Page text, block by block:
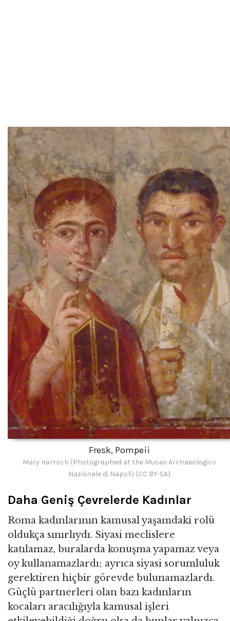
Fresk, Pompeii
Mary Harrsch (Photographed at the Museo Archaeologico
Nazionale di Napoli) (CC BY-SA)
Daha Geniş Çevrelerde Kadınlar
Roma kadınlarının kamusal yaşamdaki rolü
oldukça sınırlıydı. Siyasi meclislere
katılamaz, buralarda konuşma yapamaz veya
oy kullanamazlardı; ayrıca siyasi sorumluluk
gerektiren hiçbir görevde bulunamazlardı.
Güçlü partnerleri olan bazı kadınların
kocaları aracılığıyla kamusal işleri